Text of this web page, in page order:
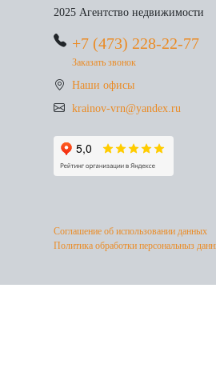
2025 Агентство недвижимости
+7 (473) 228-22-77
Заказать звонок
Наши офисы
krainov-vrn@yandex.ru
Соглашение об использовании данных
Политика обработки персональныз